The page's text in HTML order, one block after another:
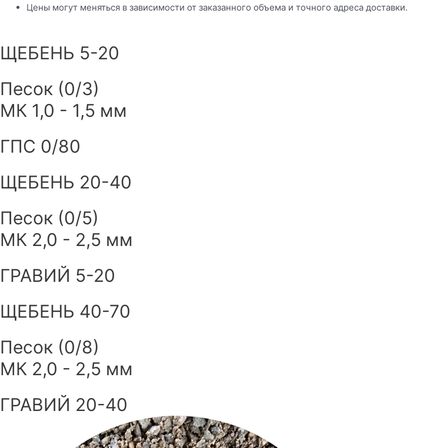
Цены могут меняться в зависимости от заказанного объема и точного адреса доставки.
ЩЕБЕНЬ 5-20
Песок (0/3)
МК 1,0 - 1,5 мм
ГПС 0/80
ЩЕБЕНЬ 20-40
Песок (0/5)
МК 2,0 - 2,5 мм
ГРАВИЙ 5-20
ЩЕБЕНЬ 40-70
Песок (0/8)
МК 2,0 - 2,5 мм
ГРАВИЙ 20-40